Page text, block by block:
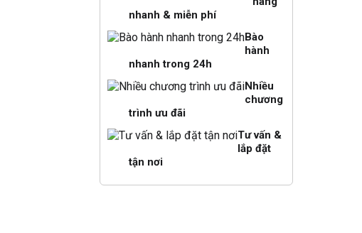
nhanh & miễn phí
Bào
hành
nhanh trong 24h
Nhiều
chương
trình ưu đãi
Tư vấn &
lắp đặt
tận nơi